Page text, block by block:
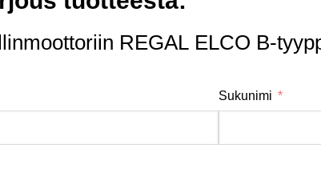
REGAL ELCO B-
Sukunimi